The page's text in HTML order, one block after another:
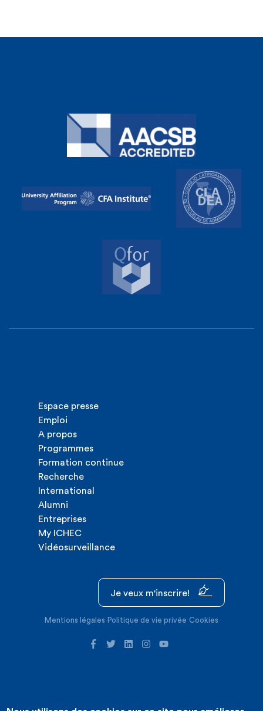
Espace presse
Emploi
A propos
Programmes
Formation continue
Recherche
International
Alumni
Entreprises
My ICHEC
Vidéosurveillance
Je veux m'inscrire!
Mentions légales Politique de vie privée Cookies